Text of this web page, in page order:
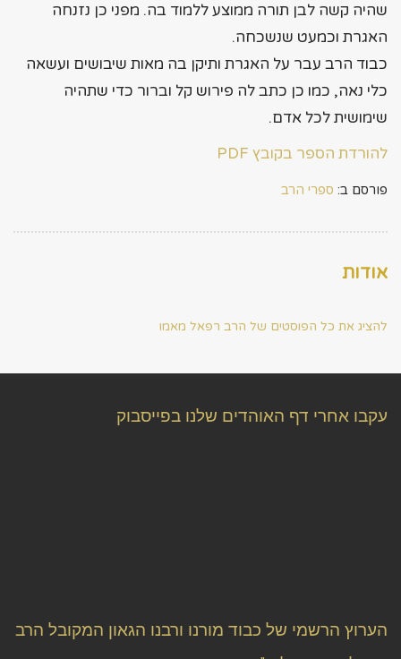
שהיה קשה לבן תורה ממוצע ללמוד בה. מפני כן נזנחה
האגרת וכמעט שנשכחה.
כבוד הרב עבר על האגרת ותיקן בה מאות שיבושים ועשאה
כלי נאה, כמו כן כתב לה פירוש קל וברור כדי שתהיה
שימושית לכל אדם.
להורדת הספר בקובץ PDF
פורסם ב: ספרי הרב
אודות
להציג את כל הפוסטים של הרב רפאל מאמו
עקבו אחרי דף האוהדים שלנו בפייסבוק
הערוץ הרשמי של כבוד מורנו ורבנו הגאון המקובל הרב